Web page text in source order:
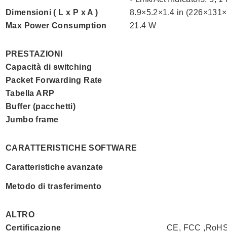
Dimensioni ( L x P x A )
8.9×5.2×1.4 in
Max Power Consumption
21.4 W
PRESTAZIONI
Capacità di switching
Packet Forwarding Rate
Tabella ARP
Buffer (pacchetti)
Jumbo frame
CARATTERISTICHE SOFTWARE
Caratteristiche avanzate
Metodo di trasferimento
ALTRO
Certificazione
CE, FCC